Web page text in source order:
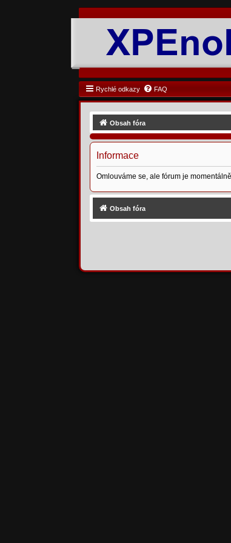
Rychlé odkazy FAQ
Obsah fóra
Informace
Omlouváme se, ale fórum je
Obsah fóra